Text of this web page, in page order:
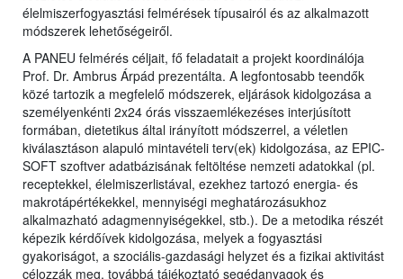
élelmiszerfogyasztási felmérések típusairól és az alkalmazott
módszerek lehetőségeiről.
A PANEU felmérés céljait, fő feladatait a projekt koordinálója
Prof. Dr. Ambrus Árpád prezentálta. A legfontosabb teendők
közé tartozik a megfelelő módszerek, eljárások kidolgozása a
személyenkénti 2x24 órás visszaemlékezéses interjúsított
formában, dietetikus által irányított módszerrel, a véletlen
kiválasztáson alapuló mintavételi terv(ek) kidolgozása, az EPIC-
SOFT szoftver adatbázisának feltöltése nemzeti adatokkal (pl.
receptekkel, élelmiszerlistával, ezekhez tartozó energia- és
makrotápértékekkel, mennyiségi meghatározásukhoz
alkalmazható adagmennyiségekkel, stb.). De a metodika részét
képezik kérdőívek kidolgozása, melyek a fogyasztási
gyakoriságot, a szociális-gazdasági helyzet és a fizikai aktivitást
célozzák meg, továbbá tájékoztató segédanyagok és